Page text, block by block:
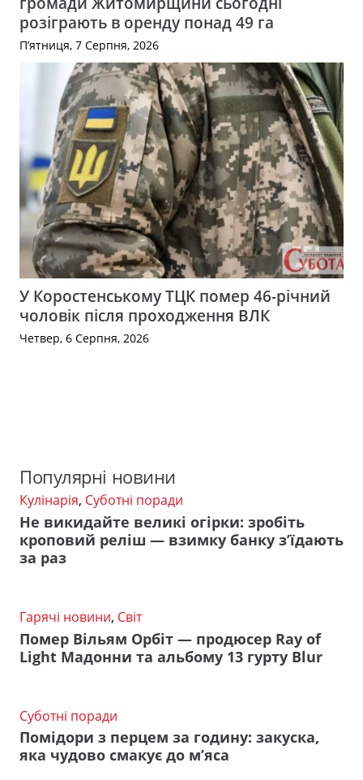
розіграють в оренду понад 49 га
П’ятниця, 7 Серпня, 2026
У Коростенському ТЦК помер 46-річний
чоловік після проходження ВЛК
Четвер, 6 Серпня, 2026
Популярні новини
Кулінарія, Суботні поради
Не викидайте великі огірки: зробіть
кроповий реліш — взимку банку з’їдають
за раз
Гарячі новини, Світ
Помер Вільям Орбіт — продюсер Ray of
Light Мадонни та альбому 13 гурту Blur
Суботні поради
Помідори з перцем за годину: закуска,
яка чудово смакує до м’яса